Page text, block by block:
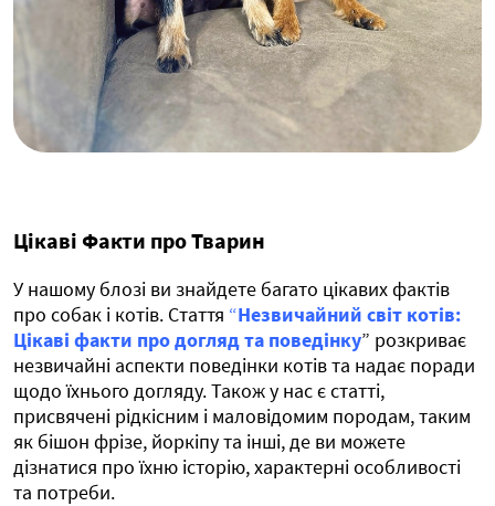
Цікаві Факти про Тварин
У нашому блозі ви знайдете багато цікавих фактів
про собак і котів. Стаття “Незвичайний світ котів:
Цікаві факти про догляд та поведінку” розкриває
незвичайні аспекти поведінки котів та надає поради
щодо їхнього догляду. Також у нас є статті,
присвячені рідкісним і маловідомим породам, таким
як бішон фрізе, йоркіпу та інші, де ви можете
дізнатися про їхню історію, характерні особливості
та потреби.